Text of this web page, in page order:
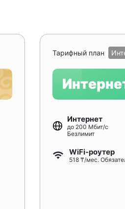
Тарифный план
Интернет
до 200 Мбит/с
Безлимит
WiFi-роутер
518 ₸/мес.